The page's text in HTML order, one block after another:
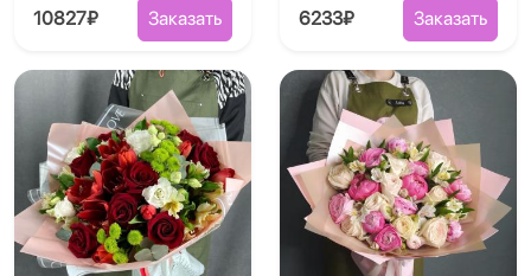
10827₽ Заказать 6233₽ Заказать